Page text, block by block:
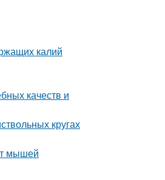
калий
качеств и
кругах
мышей